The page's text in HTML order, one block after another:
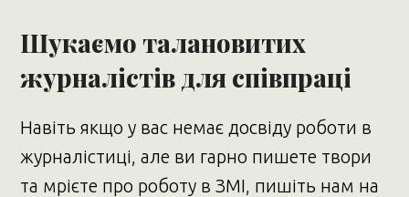
Шукаємо талановитих
журналістів для співпраці
Навіть якщо у вас немає досвіду роботи в
журналістиці, але ви гарно пишете твори
та мрієте про роботу в ЗМІ, пишіть нам на